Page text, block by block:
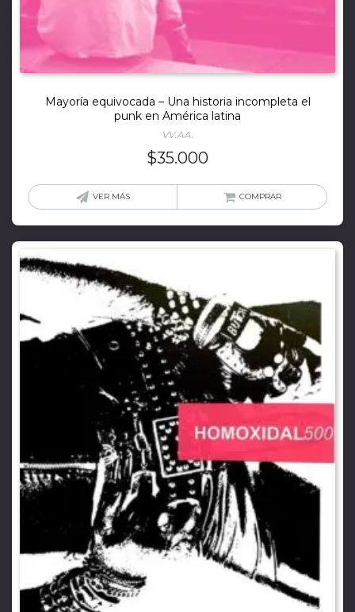
Mayoría equivocada – Una historia incompleta el
punk en América latina
VV.AA.
$35.000
VER MÁS COMPRAR